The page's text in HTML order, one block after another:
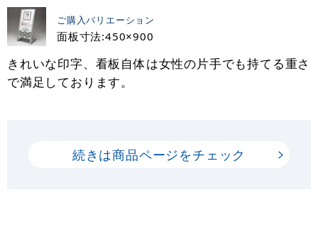
ご購入バリエーション
面板寸法:450×900
きれいな印字、看板自体は女性の片手でも持てる重さ
で満足しております。
続きは商品ページをチェック